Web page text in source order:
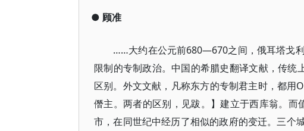
● 顾准
……大约在公元前680—670之间，俄耳塔戈
限制的专制政治。中国的希腊史翻译文献，传统
区别。外文文献，凡称东方的专制君主时，都
僭主。两者的区别，见跋。】建立于西库翁。
市，在同世纪中经历了相似的政府的变迁。三个